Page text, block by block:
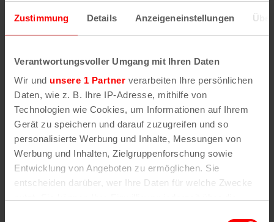
Zustimmung Details Anzeigeneinstellungen
Verantwortungsvoller Umgang mit Ihren Daten
Wir und unsere 1 Partner verarbeiten Ihre persönlichen
Daten, wie z. B. Ihre IP-Adresse, mithilfe von
Technologien wie Cookies, um Informationen auf Ihrem
Gerät zu speichern und darauf zuzugreifen und so
personalisierte Werbung und Inhalte, Messungen von
Werbung und Inhalten, Zielgruppenforschung sowie
Entwicklung von Angeboten zu ermöglichen. Sie
entscheiden darüber, wer Ihre Daten für welche Zwecke
Frühlingsfest Hückeswagen
29. März
Ostermarkt in Kaarst
15. März
Frühlingsfest in Jülich
29. März
Frühlingsmarkt auf Schloss Paffendorf
28. + 29. März